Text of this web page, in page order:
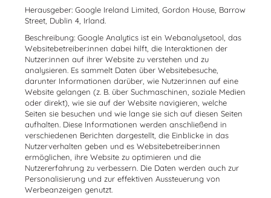
Herausgeber: Google Ireland Limited, Gordon House, Barrow
Street, Dublin 4, Irland.
Beschreibung: Google Analytics ist ein Webanalysetool, das
Websitebetreiber:innen dabei hilft, die Interaktionen der
Nutzer:innen auf ihrer Website zu verstehen und zu
analysieren. Es sammelt Daten über Websitebesuche,
darunter Informationen darüber, wie Nutzer:innen auf eine
Website gelangen (z. B. über Suchmaschinen, soziale Medien
oder direkt), wie sie auf der Website navigieren, welche
Seiten sie besuchen und wie lange sie sich auf diesen Seiten
aufhalten. Diese Informationen werden anschließend in
verschiedenen Berichten dargestellt, die Einblicke in das
Nutzerverhalten geben und es Websitebetreiber:innen
ermöglichen, ihre Website zu optimieren und die
Nutzererfahrung zu verbessern. Die Daten werden auch zur
Personalisierung und zur effektiven Aussteuerung von
Werbeanzeigen genutzt.